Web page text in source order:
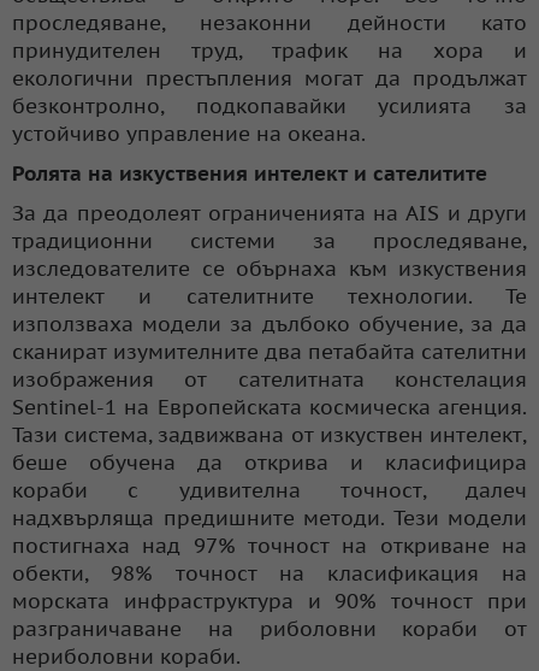
проследяване, незаконни дейности като
принудителен труд, трафик на хора и
екологични престъпления могат да продължат
безконтролно, подкопавайки усилията за
устойчиво управление на океана.
Ролята на изкуствения интелект и сателитите
За да преодолеят ограниченията на AIS и други
традиционни системи за проследяване,
изследователите се обърнаха към изкуствения
интелект и сателитните технологии. Те
използваха модели за дълбоко обучение, за да
сканират изумителните два петабайта сателитни
изображения от сателитната констелация
Sentinel-1 на Европейската космическа агенция.
Тази система, задвижвана от изкуствен интелект,
беше обучена да открива и класифицира
кораби с удивителна точност, далеч
надхвърляща предишните методи. Тези модели
постигнаха над 97% точност на откриване на
обекти, 98% точност на класификация на
морската инфраструктура и 90% точност при
разграничаване на риболовни кораби от
нериболовни кораби.